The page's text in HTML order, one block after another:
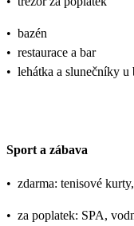
• bazén
• restaurace a bar
• lehátka a slunečníky u
Sport a zábava
• zdarma: tenisové
• za poplatek: SPA,